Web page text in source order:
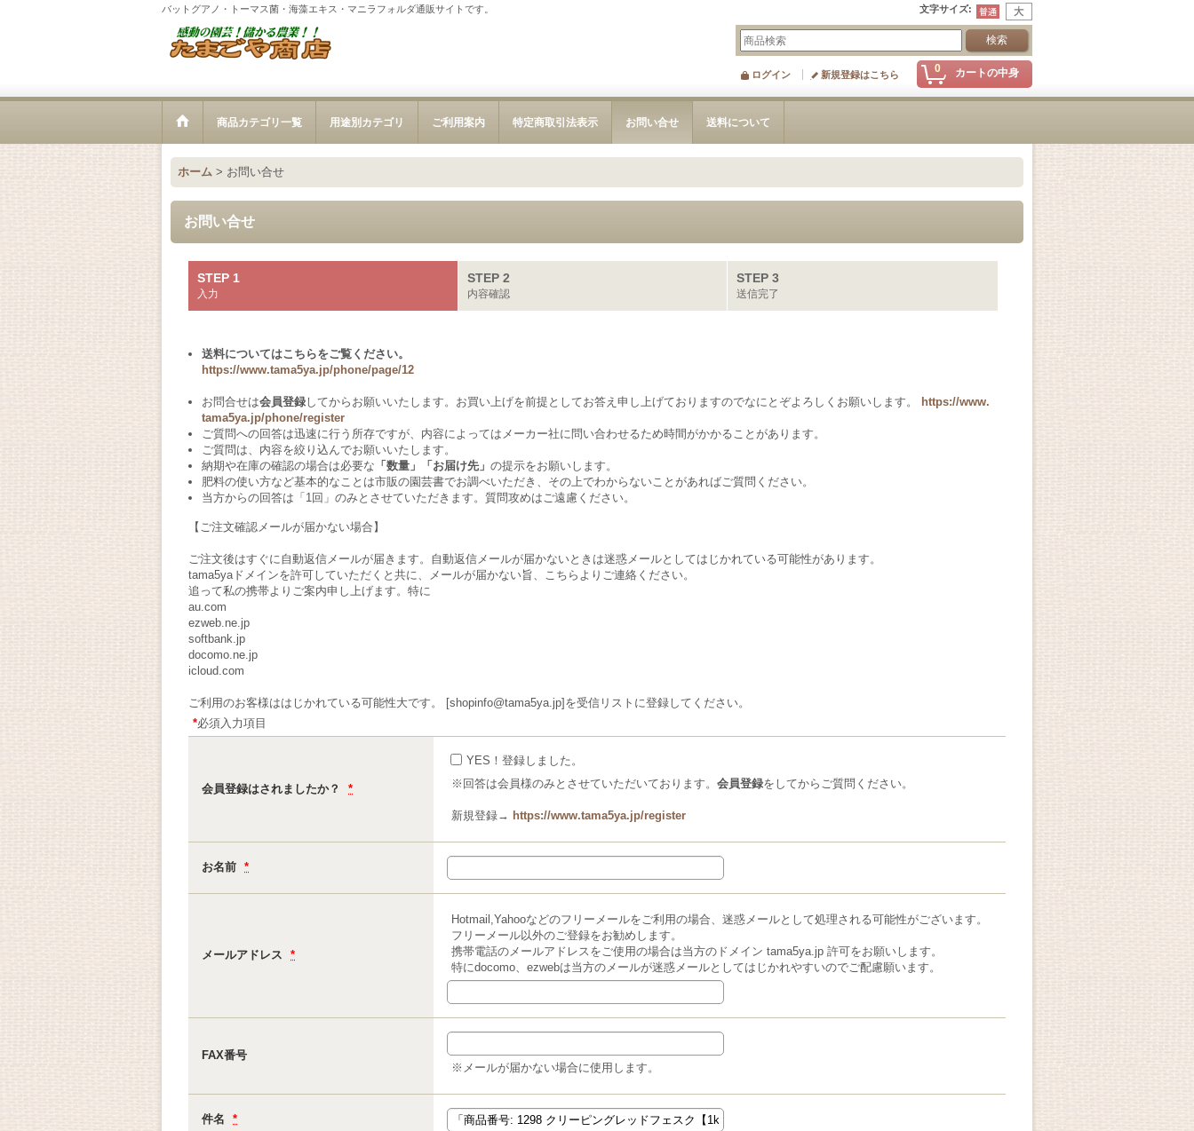
バットグアノ・トーマス菌・海藻エキス・マニラフォルダ通販サイトです。 文字サイズ:
0 カートの中身
ログイン 新規登録はこちら
商品カテゴリ一覧 用途別カテゴリ ご利用案内 特定商取引法表示 お問い合せ 送料について
ホーム > お問い合せ
お問い合せ
STEP 1
入力
STEP 2
内容確認
STEP 3
送信完了
送料についてはこちらをご覧ください。
https://www.tama5ya.jp/phone/page/12
お問合せは会員登録 してからお願いいたします。お買い上げを前提としてお答え申し上げておりますのでなにとぞよろしくお願いします。
https://www.
tama5ya.jp/phone/register
ご質問への回答は迅速に行う所存ですが、内容によってはメーカー社に問い合わせるため時間がかかることがあります。
ご質問は、内容を絞り込んでお願いいたします。
納期や在庫の確認の場合は必要な 「数量」「お届け先」 の提示をお願いします。
肥料の使い方など基本的なことは市販の園芸書でお調べいただき、その上でわからないことがあればご質問ください。
当方からの回答は「1回」のみとさせていただきます。質問攻めはご遠慮ください。
【ご注文確認メールが届かない場合】
ご注文後はすぐに自動返信メールが届きます。自動返信メールが届かないときは迷惑メールとしてはじかれている可能性があります。
tama5yaドメインを許可していただくと共に、メールが届かない旨、こちらよりご連絡ください。
追って私の携帯よりご案内申し上げます。特に
au.com
ezweb.ne.jp
softbank.jp
docomo.ne.jp
icloud.com
ご利用のお客様ははじかれている可能性大です。 [shopinfo@tama5ya.jp]を受信リストに登録してください。
*必須入力項目
会員登録はされましたか？ *
YES！登録しました。
※回答は会員様のみとさせていただいております。 会員登録をしてからご質問ください。
新規登録→ https://www.tama5ya.jp/register
お名前 *
メールアドレス *
Hotmail,Yahooなどのフリーメールをご利用の場合、迷惑メールとして処理される可能性がございます。
フリーメール以外のご登録をお勧めします。
携帯電話のメールアドレスをご使用の場合は当方のドメイン tama5ya.jp 許可をお願いします。
特にdocomo、ezwebは当方のメールが迷惑メールとしてはじかれやすいのでご配慮願います。
FAX番号
※メールが届かない場合に使用します。
件名 *